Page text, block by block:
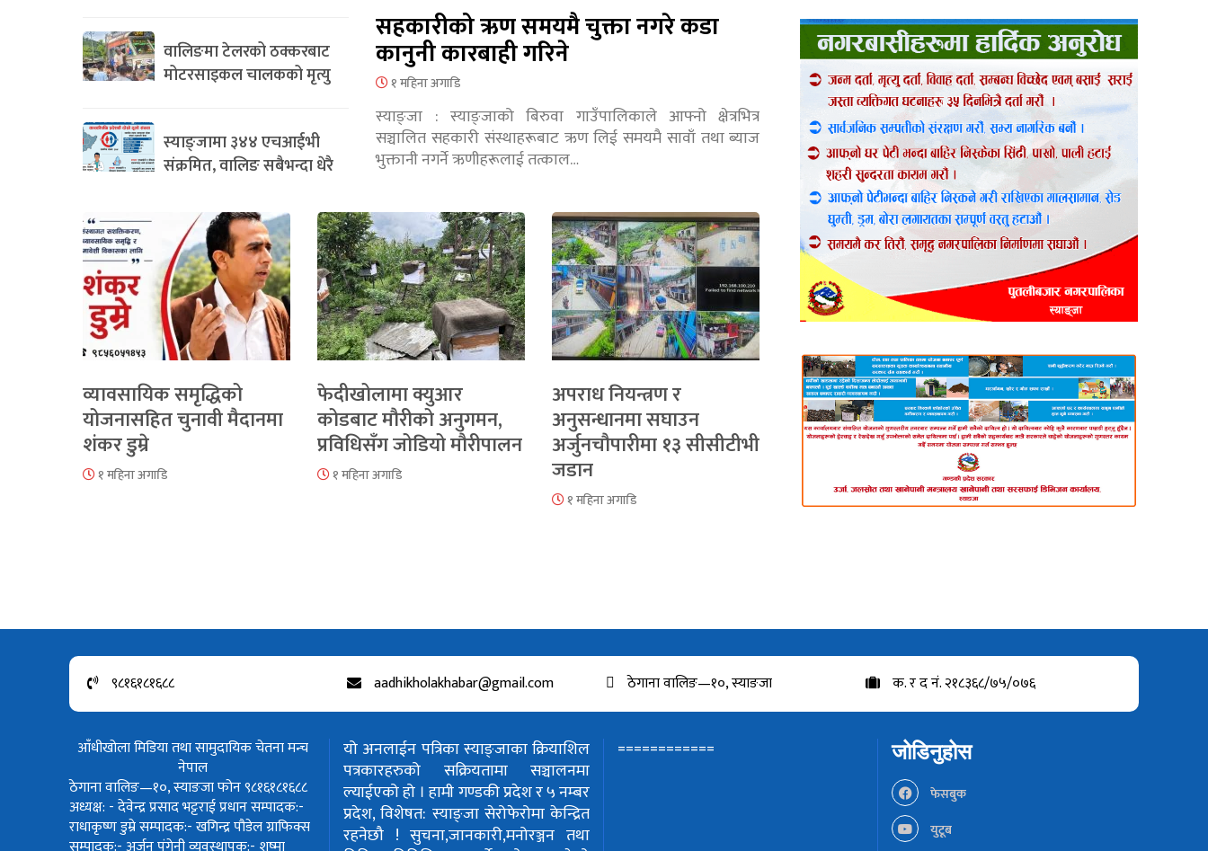
वालिङमा टेलरको ठक्करबाट
मोटरसाइकल चालकको मृत्यु
स्याङ्जामा ३४४ एचआईभी
संक्रमित, वालिङ सबैभन्दा धेरै
सहकारीको ऋण समयमै चुक्ता नगरे कडा
कानुनी कारबाही गरिने
१ महिना अगाडि
स्याङ्जा : स्याङ्जाको बिरुवा गाउँपालिकाले आफ्नो क्षेत्रभित्र
सञ्चालित सहकारी संस्थाहरूबाट ऋण लिई समयमै सावाँ तथा ब्याज
भुक्तानी नगर्ने ऋणीहरूलाई तत्काल…
व्यावसायिक समृद्धिको
योजनासहित चुनावी मैदानमा
शंकर डुम्रे
१ महिना अगाडि
फेदीखोलामा क्युआर
कोडबाट मौरीको अनुगमन,
प्रविधिसँग जोडियो मौरीपालन
१ महिना अगाडि
अपराध नियन्त्रण र
अनुसन्धानमा सघाउन
अर्जुनचौपारीमा १३ सीसीटीभी
जडान
१ महिना अगाडि
९८१६१८१६८८ aadhikholakhabar@gmail.com ठेगाना वालिङ—१०, स्याङजा क. र द नं. २१८३६८/७५/०७६
आँधीखोला मिडिया तथा सामुदायिक चेतना मन्च
नेपाल
ठेगाना वालिङ—१०, स्याङजा फोन ९८१६१८१६८८
अध्यक्ष: - देवेन्द्र प्रसाद भट्टराईप्रधान सम्पादक:-
राधाकृष्ण डुम्रेसम्पादक:- खगिन्द्र पौडेलग्राफिक्स
यो अनलाईन पत्रिका स्याङ्जाका क्रियाशिल
पत्रकारहरुको सक्रियतामा सञ्चालनमा
ल्याईएको हो । हामी गण्डकी प्रदेश र ५ नम्बर
प्रदेश, विशेषत: स्याङ्जा सेरोफेरोमा केन्द्रित
रहनेछौ !सुचना,जानकारी,मनोरञ्जन तथा
============ जोडिनुहोस
फेसबुक
युटूब